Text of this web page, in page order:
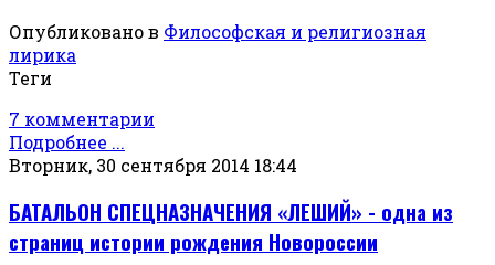
Опубликовано в Философская и религиозная
лирика
Теги
7 комментарии
Подробнее ...
Вторник, 30 сентября 2014 18:44
БАТАЛЬОН СПЕЦНАЗНАЧЕНИЯ «ЛЕШИЙ» - одна из
страниц истории рождения Новороссии